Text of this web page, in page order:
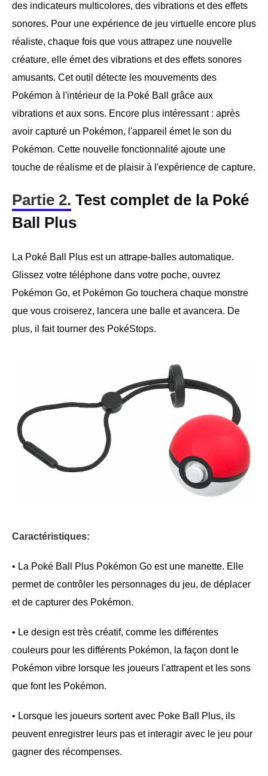
des indicateurs multicolores, des vibrations et des effets
sonores. Pour une expérience de jeu virtuelle encore plus
réaliste, chaque fois que vous attrapez une nouvelle
créature, elle émet des vibrations et des effets sonores
amusants. Cet outil détecte les mouvements des
Pokémon à l'intérieur de la Poké Ball grâce aux
vibrations et aux sons. Encore plus intéressant : après
avoir capturé un Pokémon, l'appareil émet le son du
Pokémon. Cette nouvelle fonctionnalité ajoute une
touche de réalisme et de plaisir à l'expérience de capture.
Partie 2. Test complet de la Poké
Ball Plus
La Poké Ball Plus est un attrape-balles automatique.
Glissez votre téléphone dans votre poche, ouvrez
Pokémon Go, et Pokémon Go touchera chaque monstre
que vous croiserez, lancera une balle et avancera. De
plus, il fait tourner des PokéStops.
Caractéristiques:
• La Poké Ball Plus Pokémon Go est une manette. Elle
permet de contrôler les personnages du jeu, de déplacer
et de capturer des Pokémon.
• Le design est très créatif, comme les différentes
couleurs pour les différents Pokémon, la façon dont le
Pokémon vibre lorsque les joueurs l'attrapent et les sons
que font les Pokémon.
• Lorsque les joueurs sortent avec Poke Ball Plus, ils
peuvent enregistrer leurs pas et interagir avec le jeu pour
gagner des récompenses.